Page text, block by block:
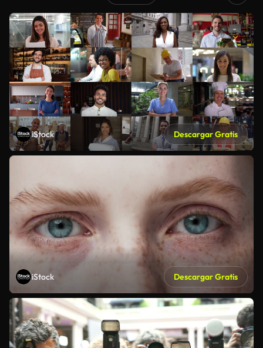
iStock Descargar Gratis
iStock Descargar Gratis